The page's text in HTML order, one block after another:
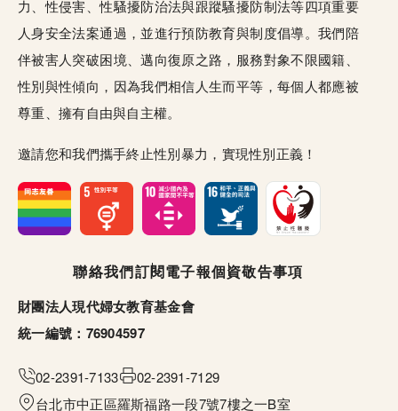
力、性侵害、性騷擾防治法與跟蹤騷擾防制法等四項重要
人身安全法案通過，並進行預防教育與制度倡導。我們陪
伴被害人突破困境、邁向復原之路，服務對象不限國籍、
性別與性傾向，因為我們相信人生而平等，每個人都應被
尊重、擁有自由與自主權。
邀請您和我們攜手終止性別暴力，實現性別正義！
聯絡我們訂閱電子報個資敬告事項
財團法人現代婦女教育基金會
統一編號：76904597
02-2391-7133
02-2391-7129
台北市中正區羅斯福路一段7號7樓之一B室